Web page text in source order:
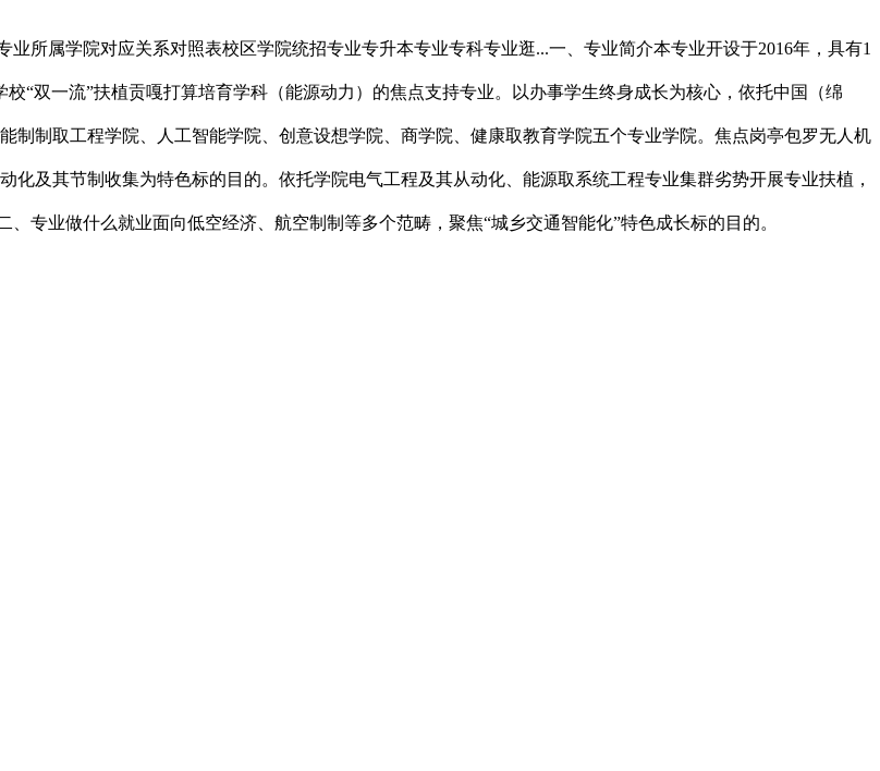
属学院对应关系对照表校区学院统招专业专升本专业专科专业逛...一、专业简介本专业开设于2016年，具有1
“双一流”扶植贡嘎打算培育学科（能源动力）的焦点支持专业。以办事学生终身成长为核心，依托中国（绵
制制取工程学院、人工智能学院、创意设想学院、商学院、健康取教育学院五个专业学院。焦点岗亭包罗无人机
及其节制收集为特色标的目的。依托学院电气工程及其从动化、能源取系统工程专业集群劣势开展专业扶植，
专业做什么就业面向低空经济、航空制制等多个范畴，聚焦“城乡交通智能化”特色成长标的目的。